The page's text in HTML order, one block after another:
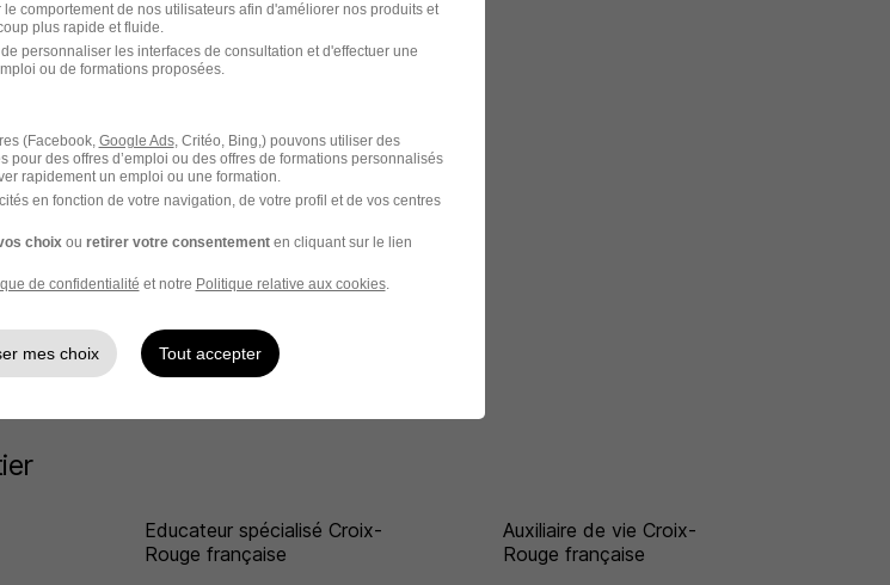
Croix-Rouge française
client
Educateur spécialisé Croix-
Rouge française
Auxiliaire de vie Croix-
Rouge française
le comportement de nos utilisateurs afin d'améliorer nos produits et
plus rapide et fluide.
personnaliser les interfaces de consultation et d'effectuer une
ou de formations proposées.
(Facebook, Google Ads, Critéo, Bing,) pouvons utiliser des
pour des offres d’emploi ou des offres de formations personnalisés
rapidement un emploi ou une formation.
en fonction de votre navigation, de votre profil et de vos centres
choixou retirer votre consentementen cliquant sur le lien
de confidentialité et notre Politique relative aux cookies.
mes choix Tout accepter